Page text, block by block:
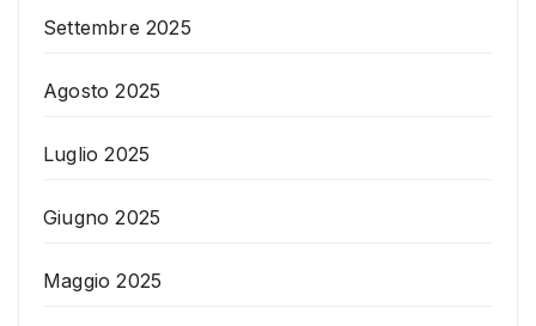
Settembre 2025
Agosto 2025
Luglio 2025
Giugno 2025
Maggio 2025